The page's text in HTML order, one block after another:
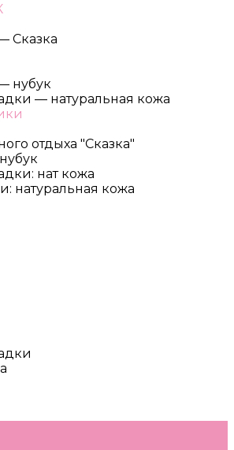
Сказка
нубук
— натуральная кожа
отдыха "Сказка"
нат кожа
натуральная кожа